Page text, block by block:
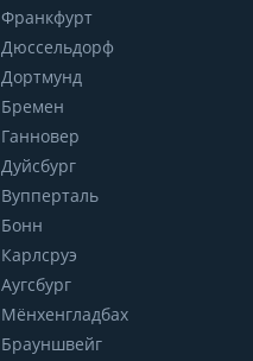
Франкфурт
Дюссельдорф
Дортмунд
Бремен
Ганновер
Дуйсбург
Вупперталь
Бонн
Карлсруэ
Аугсбург
Мёнхенгладбах
Брауншвейг